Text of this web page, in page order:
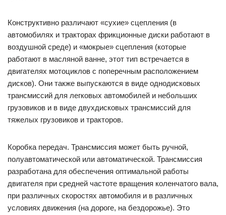
Конструктивно различают «сухие» сцепления (в
автомобилях и тракторах фрикционные диски работают в
воздушной среде) и «мокрые» сцепления (которые
работают в масляной ванне, этот тип встречается в
двигателях мотоциклов с поперечным расположением
дисков). Они также выпускаются в виде однодисковых
трансмиссий для легковых автомобилей и небольших
грузовиков и в виде двухдисковых трансмиссий для
тяжелых грузовиков и тракторов.
Коробка передач. Трансмиссия может быть ручной,
полуавтоматической или автоматической. Трансмиссия
разработана для обеспечения оптимальной работы
двигателя при средней частоте вращения коленчатого вала,
при различных скоростях автомобиля и в различных
условиях движения (на дороге, на бездорожье). Это